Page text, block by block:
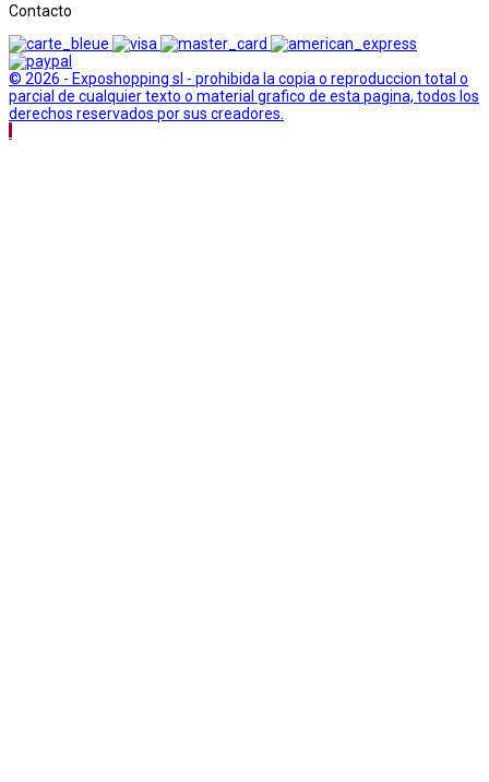
Contacto
© 2026 - Exposhopping sl - prohibida la copia o reproduccion total o
parcial de cualquier texto o material grafico de esta pagina, todos los
derechos reservados por sus creadores.